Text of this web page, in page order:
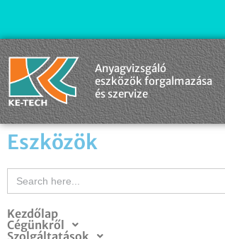
Anyagvizsgáló
eszközök forgalmazása
és szervize
Eszközök
Search
for:
Kezdőlap
Cégünkről
Szolgáltatások